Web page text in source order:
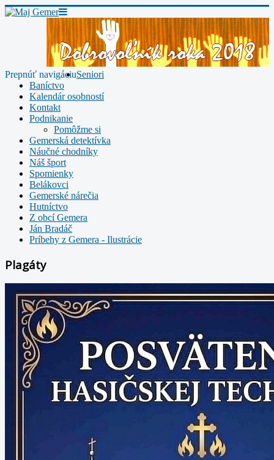
Prepnúť navigáciuSeniori
Baníctvo
Kalendár osobností
Kontakt
Podnikanie
Pomôžme si
Gemerská detektívka
Náučné chodníky
Náš šport
Spomienky
Belákovci
Gemerské nárečia
Hutníctvo
Z obcí Gemera
Ján Bradáč
Príbehy z Gemera - Ilustrácie
Plagáty